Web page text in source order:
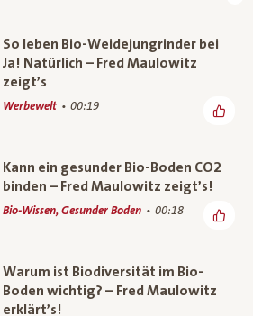
So leben Bio-Weidejungrinder bei
Ja! Natürlich – Fred Maulowitz
zeigt’s
Werbewelt 00:19
Kann ein gesunder Bio-Boden CO2
binden – Fred Maulowitz zeigt’s!
Bio-Wissen, Gesunder Boden 00:18
Warum ist Biodiversität im Bio-
Boden wichtig? – Fred Maulowitz
erklärt’s!